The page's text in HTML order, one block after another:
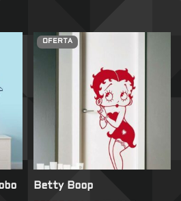
OFERTA
Betty Boop